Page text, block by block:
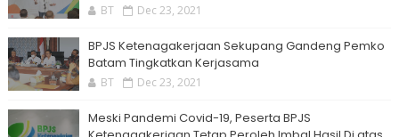
BT Dec 23, 2021
BPJS Ketenagakerjaan Sekupang Gandeng Pemko
Batam Tingkatkan Kerjasama
BT Dec 23, 2021
Meski Pandemi Covid-19, Peserta BPJS